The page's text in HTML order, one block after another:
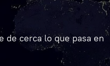
de cerca lo que pasa en